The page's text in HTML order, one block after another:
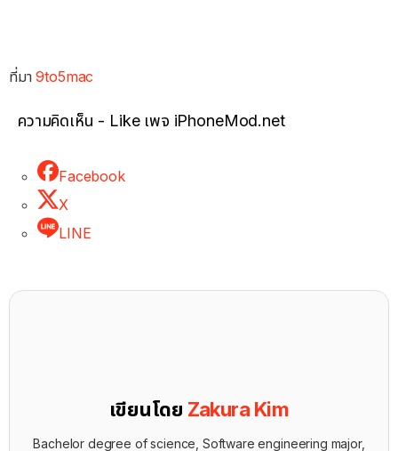
ที่มา9to5mac
ความคิดเห็น - Like เพจ iPhoneMod.net
Facebook
X
LINE
เขียนโดย Zakura Kim
Bachelor degree of science, Software engineering major,